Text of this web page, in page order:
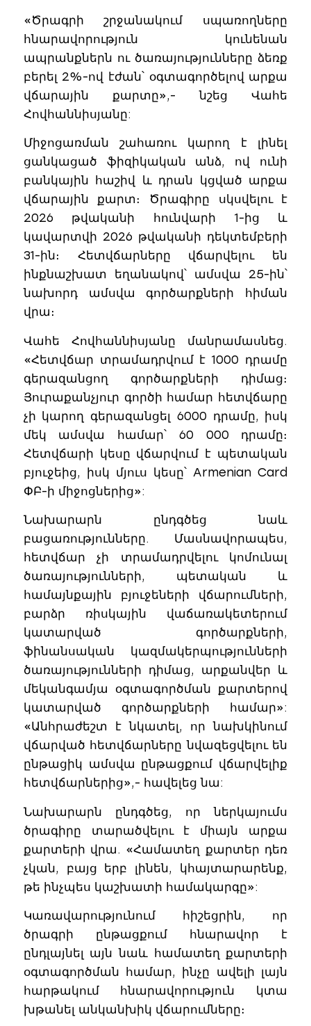
«Ծրագրի շրջանակում սպառողները
հնարավորություն կունենան
ապրանքներն ու ծառայությունները ձեռք
բերել 2%-ով էժան՝ օգտագործելով արքա
վճարային քարտը»,- նշեց Վահե
Հովհաննիսյանը:
Միջոցառման շահառու կարող է լինել
ցանկացած ֆիզիկական անձ, ով ունի
բանկային հաշիվ և դրան կցված արքա
վճարային քարտ։ Ծրագիրը սկսվելու է
2026 թվականի հունվարի 1-ից և
կավարտվի 2026 թվականի դեկտեմբերի
31-ին։ Հետվճարները վճարվելու են
ինքնաշխատ եղանակով՝ ամսվա 25-ին՝
նախորդ ամսվա գործարքների հիման
վրա։
Վահե Հովհաննիսյանը մանրամասնեց.
«Հետվճար տրամադրվում է 1000 դրամը
գերազանցող գործարքների դիմաց։
Յուրաքանչյուր գործի համար հետվճարը
չի կարող գերազանցել 6000 դրամը, իսկ
մեկ ամսվա համար՝ 60 000 դրամը։
Հետվճարի կեսը վճարվում է պետական
բյուջեից, իսկ մյուս կեսը՝ Armenian Card
ՓԲ-ի միջոցներից»:
Նախարարն ընդգծեց նաև
բացառությունները. Մասնավորապես,
հետվճար չի տրամադրվելու կոմունալ
ծառայությունների, պետական և
համայնքային բյուջեների վճարումների,
բարձր ռիսկային վաճառակետերում
կատարված գործարքների,
ֆինանսական կազմակերպությունների
ծառայությունների դիմաց, արքանվեր և
մեկանգամյա օգտագործման քարտերով
կատարված գործարքների համար»:
«Անհրաժեշտ է նկատել, որ նախկինում
վճարված հետվճարները նվազեցվելու են
ընթացիկ ամսվա ընթացքում վճարվելիք
հետվճարներից»,- հավելեց նա:
Նախարարն ընդգծեց, որ ներկայումս
ծրագիրը տարածվելու է միայն արքա
քարտերի վրա. «Համատեղ քարտեր դեռ
չկան, բայց երբ լինեն, կհայտարարենք,
թե ինչպես կաշխատի համակարգը»:
Կառավարությունում հիշեցրին, որ
ծրագրի ընթացքում հնարավոր է
ընդլայնել այն նաև համատեղ քարտերի
օգտագործման համար, ինչը ավելի լայն
հարթակում հնարավորություն կտա
խթանել անկանխիկ վճարումները։